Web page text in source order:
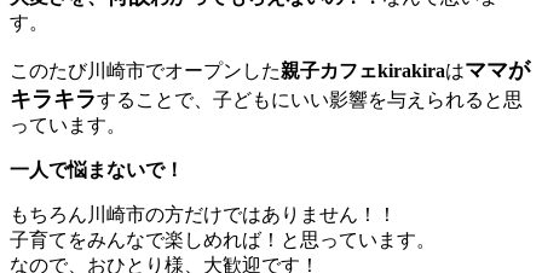
す。
このたび川崎市でオープンした親子カフェkirakiraはママが
キラキラすることで、子どもにいい影響を与えられると思
っています。
一人で悩まないで！
もちろん川崎市の方だけではありません！！
子育てをみんなで楽しめれば！と思っています。
なので、おひとり様、大歓迎です！